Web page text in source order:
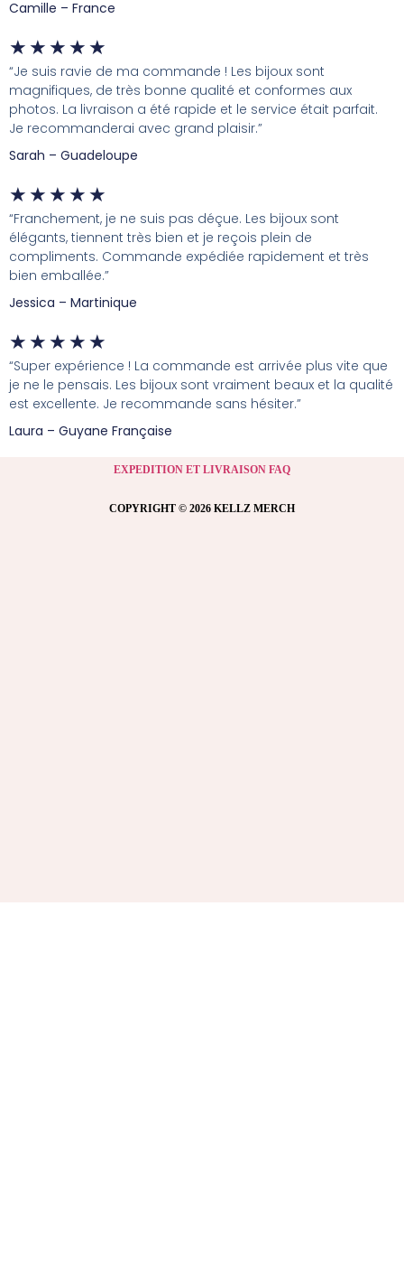
Camille – France
★ ★ ★ ★ ★
“Je suis ravie de ma commande ! Les bijoux sont
magnifiques, de très bonne qualité et conformes aux
photos. La livraison a été rapide et le service était parfait.
Je recommanderai avec grand plaisir.”
Sarah – Guadeloupe
★ ★ ★ ★ ★
“Franchement, je ne suis pas déçue. Les bijoux sont
élégants, tiennent très bien et je reçois plein de
compliments. Commande expédiée rapidement et très
bien emballée.”
Jessica – Martinique
★ ★ ★ ★ ★
“Super expérience ! La commande est arrivée plus vite que
je ne le pensais. Les bijoux sont vraiment beaux et la qualité
est excellente. Je recommande sans hésiter.”
Laura – Guyane Française
EXPEDITION ET LIVRAISON FAQ
COPYRIGHT © 2026 KELLZ MERCH